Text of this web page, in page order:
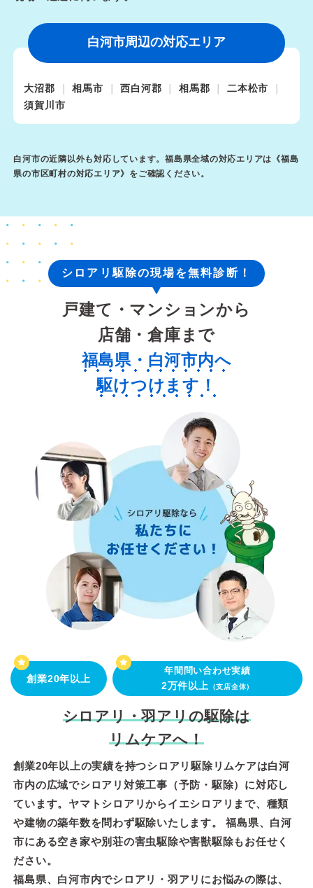
白河市周辺の対応エリア
大沼郡 相馬市 西白河郡 相馬郡
二本松市
須賀川市
白河市の近隣以外も対応しています。福島県全域の対応エリアは《福島
県の市区町村の対応エリア》をご確認ください。
シロアリ駆除の現場を無料診断！
戸建て・マンションから
店舗・倉庫まで
福島県・白河市内へ
駆けつけます！
創業20年以上
年間問い合わせ実績
2万件以上 （支店全体）
シロアリ・羽アリの駆除は
リムケアへ！
創業20年以上の実績を持つシロアリ駆除リムケアは白河
市内の広域でシロアリ対策工事（予防・駆除）に対応し
ています。ヤマトシロアリからイエシロアリまで、種類
や建物の築年数を問わず駆除いたします。 福島県、白河
市にある空き家や別荘の害虫駆除や害獣駆除もお任せく
ださい。
福島県、白河市内でシロアリ・羽アリにお悩みの際は、